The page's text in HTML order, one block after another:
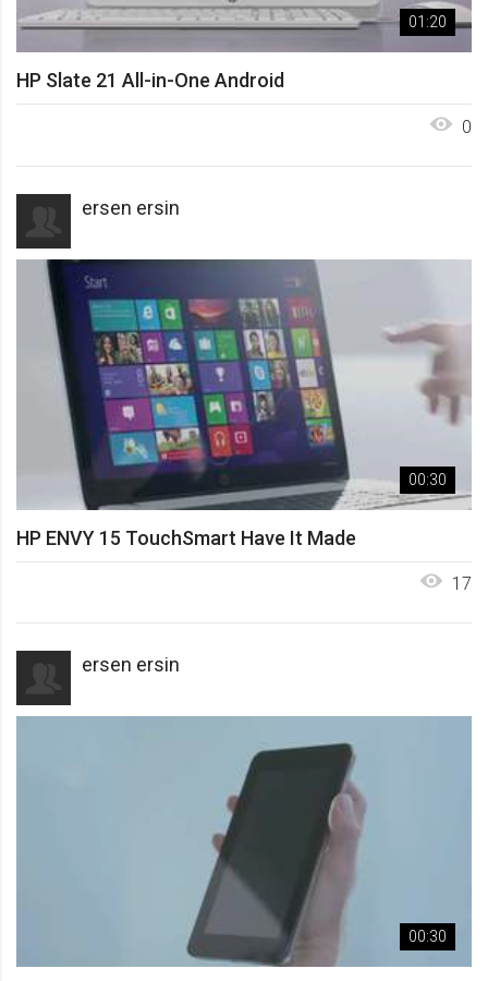
01:20
HP Slate 21 All-in-One Android
0
ersen ersin
00:30
HP ENVY 15 TouchSmart Have It Made
17
ersen ersin
00:30